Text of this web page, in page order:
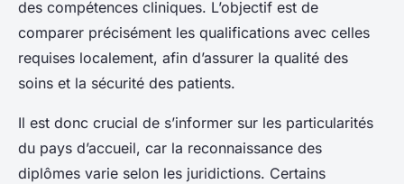
des compétences cliniques. L’objectif est de
comparer précisément les qualifications avec celles
requises localement, afin d’assurer la qualité des
soins et la sécurité des patients.
Il est donc crucial de s’informer sur les particularités
du pays d’accueil, car la reconnaissance des
diplômes varie selon les juridictions. Certains